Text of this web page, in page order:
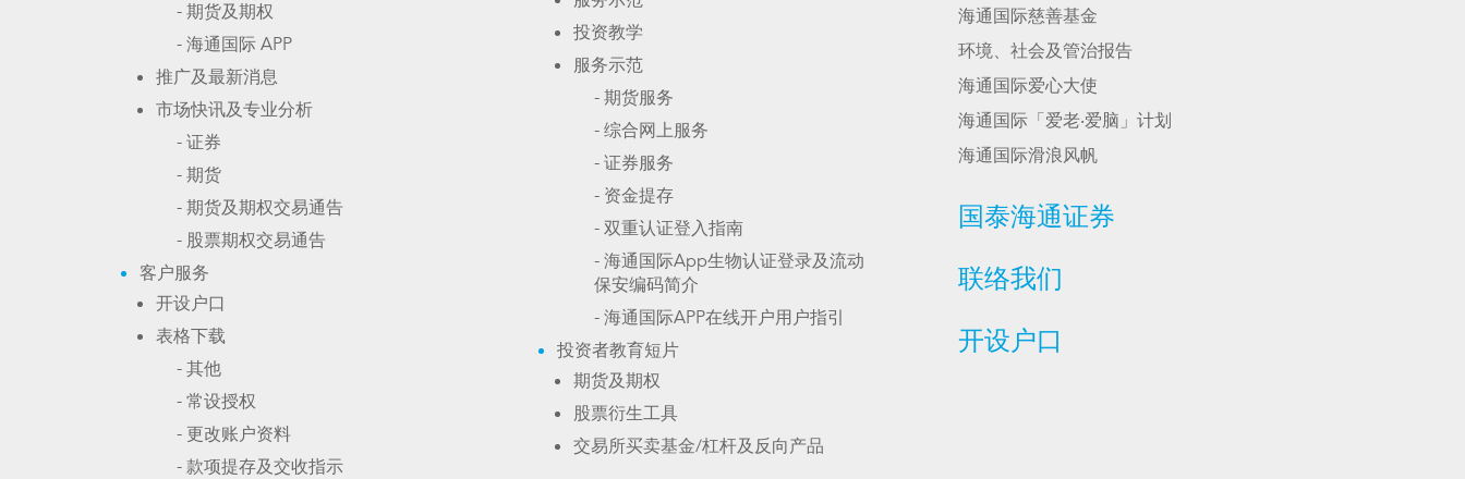
- 期货及期权
- 海通国际 APP
推广及最新消息
市场快讯及专业分析
- 证券
- 期货
- 期货及期权交易通告
- 股票期权交易通告
客户服务
开设户口
表格下载
- 其他
- 常设授权
- 更改账户资料
- 款项提存及交收指示
投资教学
服务示范
- 期货服务
- 综合网上服务
- 证券服务
- 资金提存
- 双重认证登入指南
- 海通国际App生物认证登录及流动
保安编码简介
- 海通国际APP在线开户用户指引
投资者教育短片
期货及期权
股票衍生工具
交易所买卖基金/杠杆及反向产品
海通国际慈善基金
环境、社会及管治报告
海通国际爱心大使
海通国际「爱老‧爱脑」计划
海通国际滑浪风帆
国泰海通证券
联络我们
开设户口